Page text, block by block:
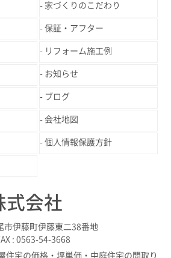
家づくりのこだわり
保証・アフター
リフォーム施工例
お知らせ
ブログ
会社地図
個人情報保護方針
式会社
市伊藤町伊藤東二38番地
: 0563-54-3668
住宅の価格・坪単価・中庭住宅の間取り